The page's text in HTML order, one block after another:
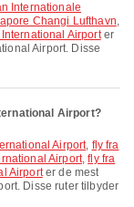
Changi Lufthavn,
Airporter
Airport. Disse
Airport?
Airport, fly fra
Airport,fly fra
Airporter de mest
Disse ruter tilbyder